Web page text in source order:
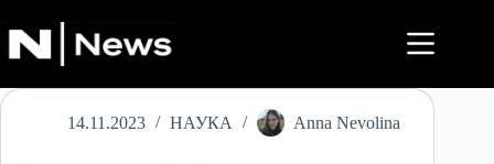
до
вмісту
14.11.2023 НАУКА Anna Nevolina